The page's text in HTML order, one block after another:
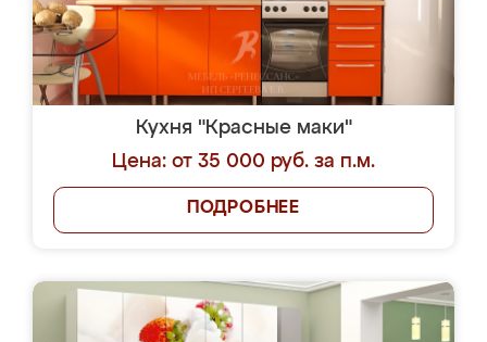
Кухня "Красные маки"
Цена: от 35 000 руб. за п.м.
ПОДРОБНЕЕ